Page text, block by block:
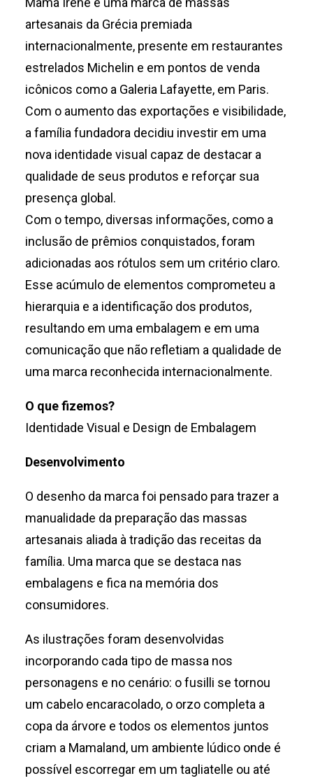
artesanais da Grécia premiada
internacionalmente, presente em restaurantes
estrelados Michelin e em pontos de venda
icônicos como a Galeria Lafayette, em Paris.
Com o aumento das exportações e visibilidade,
a família fundadora decidiu investir em uma
nova identidade visual capaz de destacar a
qualidade de seus produtos e reforçar sua
presença global.
Com o tempo, diversas informações, como a
inclusão de prêmios conquistados, foram
adicionadas aos rótulos sem um critério claro.
Esse acúmulo de elementos comprometeu a
hierarquia e a identificação dos produtos,
resultando em uma embalagem e em uma
comunicação que não refletiam a qualidade de
uma marca reconhecida internacionalmente.
O que fizemos?
Identidade Visual e Design de Embalagem
Desenvolvimento
O desenho da marca foi pensado para trazer a
manualidade da preparação das massas
artesanais aliada à tradição das receitas da
família. Uma marca que se destaca nas
embalagens e fica na memória dos
consumidores.
As ilustrações foram desenvolvidas
incorporando cada tipo de massa nos
personagens e no cenário: o fusilli se tornou
um cabelo encaracolado, o orzo completa a
copa da árvore e todos os elementos juntos
criam a Mamaland, um ambiente lúdico onde é
possível escorregar em um tagliatelle ou até